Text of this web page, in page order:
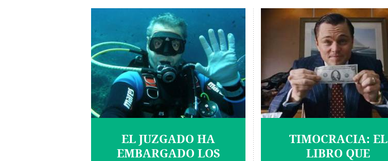
EL JUZGADO HA
EMBARGADO LOS
TIMOCRACIA: EL
LIBRO QUE